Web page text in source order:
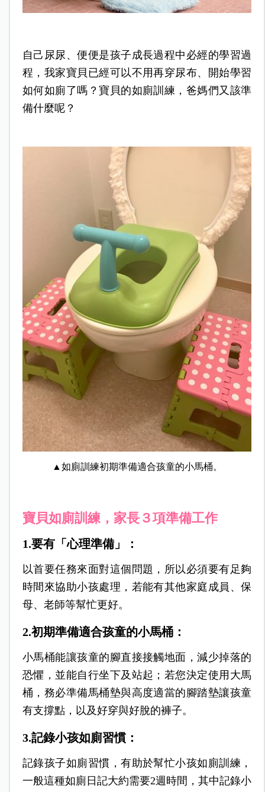
自己尿尿、便便是孩子成長過程中必經的學習過
程，我家寶貝已經可以不用再穿尿布、開始學習
如何如廁了嗎？寶貝的如廁訓練，爸媽們又該準
備什麼呢？
▲如廁訓練初期準備適合孩童的小馬桶。
寶貝如廁訓練，家長３項準備工作
1.要有「心理準備」：
以首要任務來面對這個問題，所以必須要有足夠
時間來協助小孩處理，若能有其他家庭成員、保
母、老師等幫忙更好。
2.初期準備適合孩童的小馬桶：
小馬桶能讓孩童的腳直接接觸地面，減少掉落的
恐懼，並能自行坐下及站起；若您決定使用大馬
桶，務必準備馬桶墊與高度適當的腳踏墊讓孩童
有支撐點，以及好穿與好脫的褲子。
3.記錄小孩如廁習慣：
記錄孩子如廁習慣，有助於幫忙小孩如廁訓練，
一般這種如廁日記大約需要2週時間，其中記錄小